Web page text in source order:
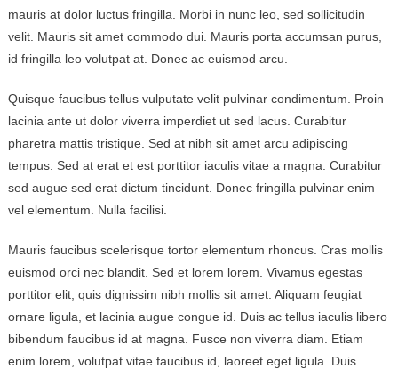
mauris at dolor luctus fringilla. Morbi in nunc leo, sed sollicitudin
velit. Mauris sit amet commodo dui. Mauris porta accumsan purus,
id fringilla leo volutpat at. Donec ac euismod arcu.
Quisque faucibus tellus vulputate velit pulvinar condimentum. Proin
lacinia ante ut dolor viverra imperdiet ut sed lacus. Curabitur
pharetra mattis tristique. Sed at nibh sit amet arcu adipiscing
tempus. Sed at erat et est porttitor iaculis vitae a magna. Curabitur
sed augue sed erat dictum tincidunt. Donec fringilla pulvinar enim
vel elementum. Nulla facilisi.
Mauris faucibus scelerisque tortor elementum rhoncus. Cras mollis
euismod orci nec blandit. Sed et lorem lorem. Vivamus egestas
porttitor elit, quis dignissim nibh mollis sit amet. Aliquam feugiat
ornare ligula, et lacinia augue congue id. Duis ac tellus iaculis libero
bibendum faucibus id at magna. Fusce non viverra diam. Etiam
enim lorem, volutpat vitae faucibus id, laoreet eget ligula. Duis